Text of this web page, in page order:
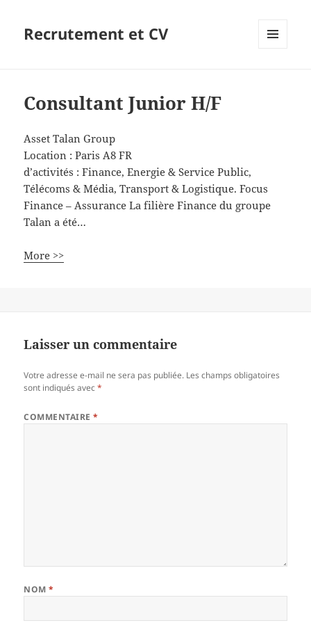
Recrutement et CV
Consultant Junior H/F
Asset Talan Group
Location :Paris A8 FR
d’activités : Finance, Energie & Service Public,
Télécoms & Média, Transport & Logistique. Focus
Finance – Assurance La filière Finance du groupe
Talan a été…
More >>
Laisser un commentaire
Votre adresse e-mail ne sera pas publiée. Les champs obligatoires
sont indiqués avec*
COMMENTAIRE*
NOM*